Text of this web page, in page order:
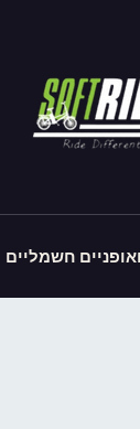
חשמליים